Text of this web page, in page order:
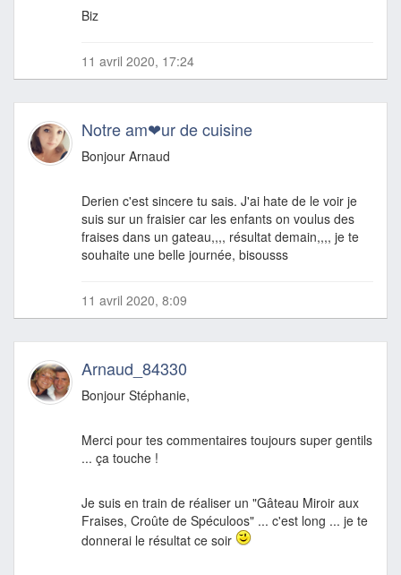
Biz
11 avril 2020, 17:24
Notre am❤ur de cuisine
Bonjour Arnaud
Derien c'est sincere tu sais. J'ai hate de le voir je
suis sur un fraisier car les enfants on voulus des
fraises dans un gateau,,,, résultat demain,,,, je te
souhaite une belle journée, bisousss
11 avril 2020, 8:09
Arnaud_84330
Bonjour Stéphanie,
Merci pour tes commentaires toujours super gentils
... ça touche !
Je suis en train de réaliser un "Gâteau Miroir aux
Fraises, Croûte de Spéculoos" ... c'est long ... je te
donnerai le résultat ce soir